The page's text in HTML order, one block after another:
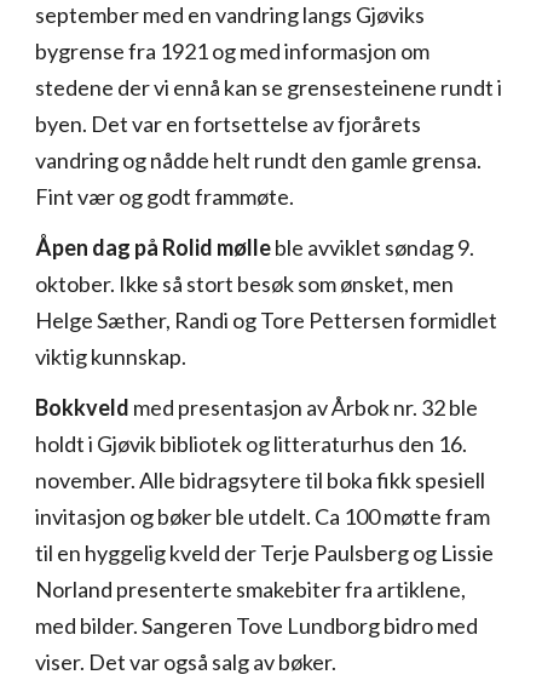
september med en vandring langs Gjøviks
bygrense fra 1921 og med informasjon om
stedene der vi ennå kan se grensesteinene rundt i
byen. Det var en fortsettelse av fjorårets
vandring og nådde helt rundt den gamle grensa.
Fint vær og godt frammøte.
Åpen dag på Rolid mølleble avviklet søndag 9.
oktober. Ikke så stort besøk som ønsket, men
Helge Sæther, Randi og Tore Pettersen formidlet
viktig kunnskap.
Bokkveld med presentasjon av Årbok nr. 32 ble
holdt i Gjøvik bibliotek og litteraturhus den 16.
november. Alle bidragsytere til boka fikk spesiell
invitasjon og bøker ble utdelt. Ca 100 møtte fram
til en hyggelig kveld der Terje Paulsberg og Lissie
Norland presenterte smakebiter fra artiklene,
med bilder. Sangeren Tove Lundborg bidro med
viser. Det var også salg av bøker.